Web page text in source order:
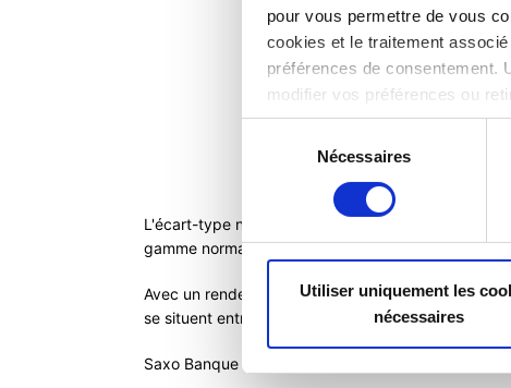
pour vous permettre de vous
cookies et le traitement
préférences de consentement.
modifier vos préférences ou
notre politique en matière
consentement
Nécessaires
Utiliser uniquement les
nécessaires
L'écart-type nous informe sur la dispersion des
gamme normale des rendements que l'on peut
Avec un rendement moyen de 7,5% et un écart-
se situent entre 3,46% (7,5% - 4,04%) et 11,54%
Saxo Banque calcule l'écart-type sur les